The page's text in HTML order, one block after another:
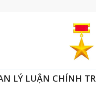
LÝ LUẬN CHÍNH